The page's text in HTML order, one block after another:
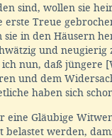
sind, wollen sie
Treue
sie in den Häusern
und neugierig
nun, daß jüngere
und dem
haben sich
eine Gläubige
belastet werden,